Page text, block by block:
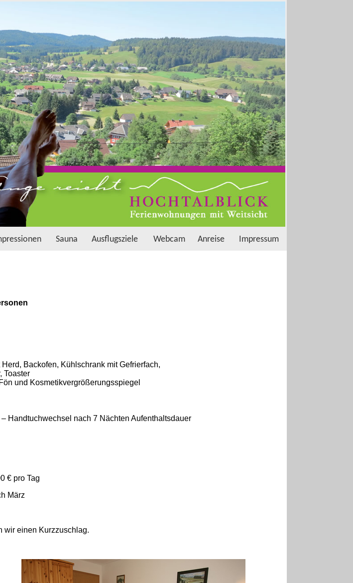
Sauna Ausflugsziele Webcam Anreise Impressum
Backofen, Kühlschrank mit Gefrierfach,
Toaster
und Kosmetikvergrößerungsspiegel
Handtuchwechsel nach 7 Nächten Aufenthaltsdauer
€ pro Tag
März
wir einen Kurzzuschlag.